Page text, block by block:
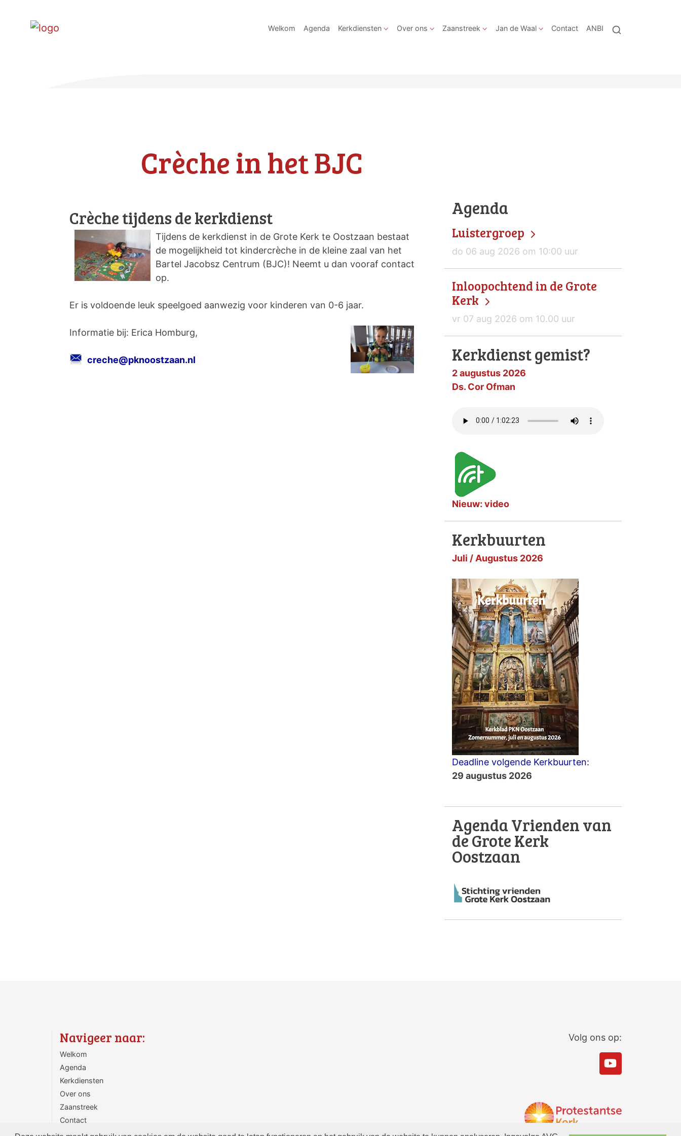
Welkom Agenda Kerkdiensten Over ons Zaanstreek Jan de Waal Contact ANBI
Crèche in het BJC
Crèche tijdens de kerkdienst
Tijdens de kerkdienst in de Grote Kerk te Oostzaan bestaat
de mogelijkheid tot kindercrèche in de kleine zaal van het
Bartel Jacobsz Centrum (BJC)! Neemt u dan vooraf contact
op.
Er is voldoende leuk speelgoed aanwezig voor kinderen van 0-6 jaar.
Informatie bij: Erica Homburg,
creche@pknoostzaan.nl
Agenda
Luistergroep
do 06 aug 2026 om 10:00 uur
Inloopochtend in de Grote
Kerk
vr 07 aug 2026 om 10.00 uur
Kerkdienst gemist?
2 augustus 2026
Ds. Cor Ofman
Nieuw: video
Kerkbuurten
Juli / Augustus 2026
Deadline volgende Kerkbuurten:
29 augustus 2026
Agenda Vrienden van
de Grote Kerk
Oostzaan
Navigeer naar:
Welkom
Agenda
Kerkdiensten
Over ons
Zaanstreek
Contact
ANBI
Volg ons op: